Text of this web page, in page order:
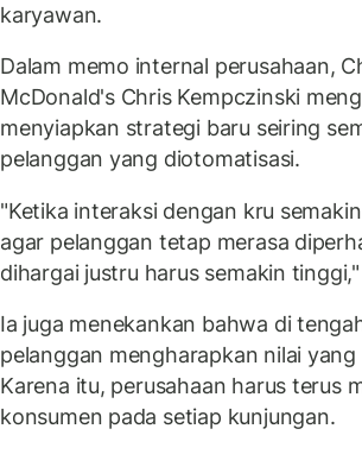
karyawan.
Dalam memo internal perusahaan,
McDonald's Chris Kempczinski
menyiapkan strategi baru seiring
pelanggan yang diotomatisasi.
"Ketika interaksi dengan kru
agar pelanggan tetap merasa
dihargai justru harus semakin
Ia juga menekankan bahwa di
pelanggan mengharapkan nilai
Karena itu, perusahaan harus terus
konsumen pada setiap kunjungan.